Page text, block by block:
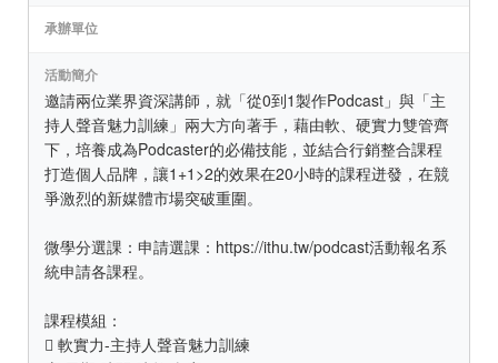
承辦單位
活動簡介
邀請兩位業界資深講師，就「從0到1製作Podcast」與「主
持人聲音魅力訓練」兩大方向著手，藉由軟、硬實力雙管齊
下，培養成為Podcaster的必備技能，並結合行銷整合課程
打造個人品牌，讓1+1>2的效果在20小時的課程迸發，在競
爭激烈的新媒體市場突破重圍。
微學分選課：申請選課：https://ithu.tw/podcast活動報名系
統申請各課程。
課程模組：
 軟實力-主持人聲音魅力訓練